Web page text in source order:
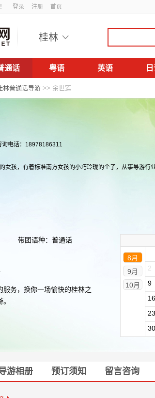
登录 注册 首页
桂林
通话 粤语 英语
林普通话导游 >> 余世莲
询电话：18978186311
女孩，有着标准南方女孩的小巧玲珑的个子，从事导游
带团语种：普通话
服务，换你一场愉快的桂林之
8月
9月
10月
2
9
16
23
30
游相册 预订须知 留言咨询